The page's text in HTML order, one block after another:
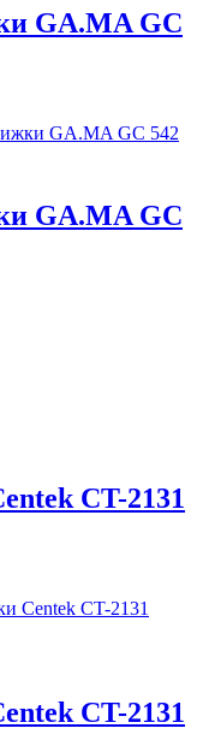
GA.MA GC
GA.MA GC
CT-2131
CT-2131